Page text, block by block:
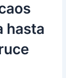
hasta